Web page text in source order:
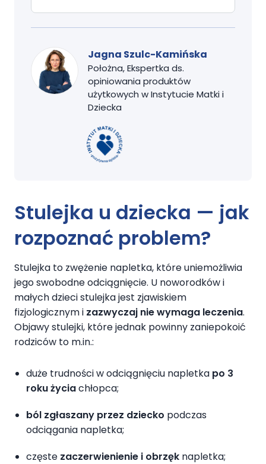
Jagna Szulc-Kamińska
Położna, Ekspertka ds.
opiniowania produktów
użytkowych w Instytucie Matki i
Dziecka
Stulejka u dziecka — jak
rozpoznać problem?
Stulejka to zwężenie napletka, które uniemożliwia
jego swobodne odciągnięcie. U noworodków i
małych dzieci stulejka jest zjawiskiem
fizjologicznym i zazwyczaj nie wymaga leczenia.
Objawy stulejki, które jednak powinny zaniepokoić
rodziców to m.in.:
duże trudności w odciągnięciu napletka po 3
roku życiachłopca;
ból zgłaszany przez dziecko podczas
odciągania napletka;
częste zaczerwienienie i obrzęk napletka;